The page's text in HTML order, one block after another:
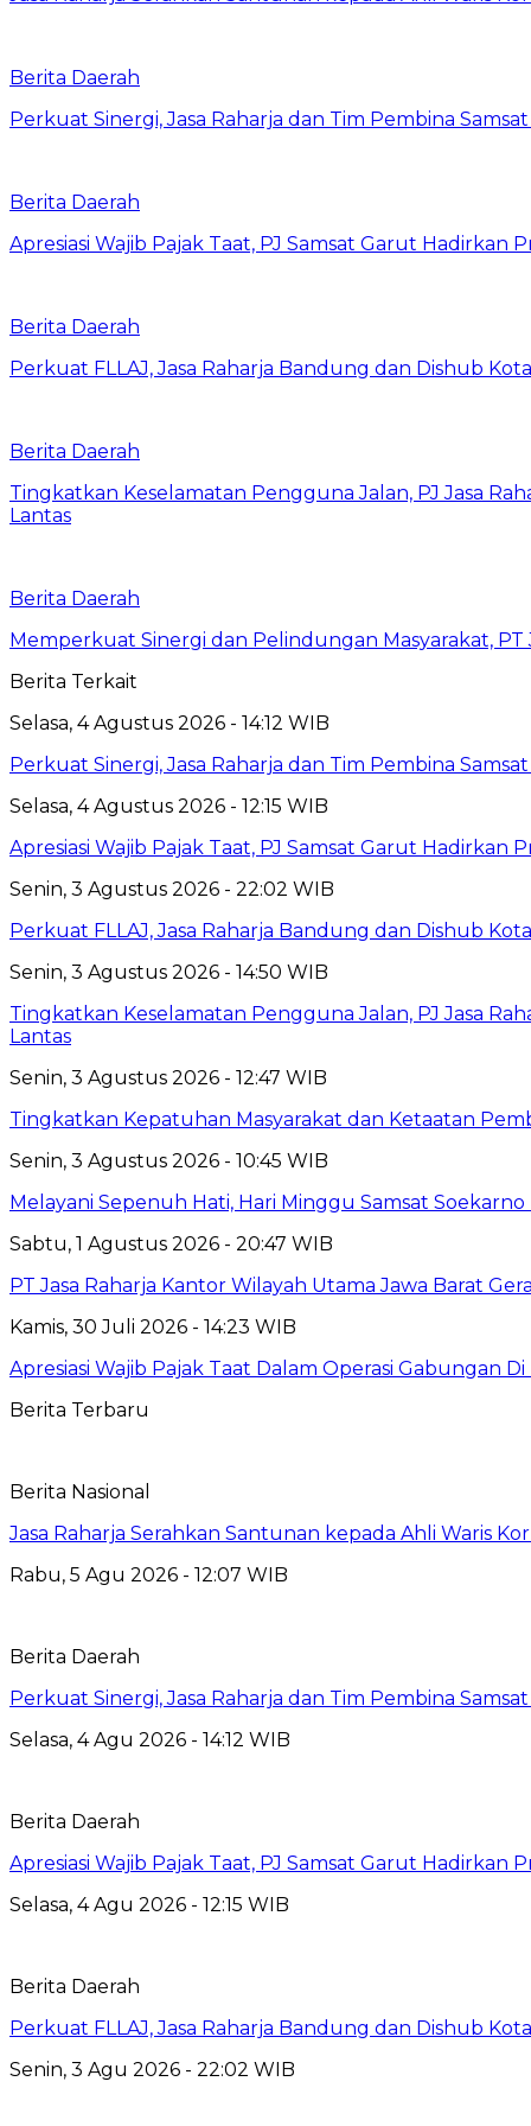
Berita Daerah
Perkuat Sinergi, Jasa Raharja dan Tim Pembina
Berita Daerah
Apresiasi Wajib Pajak Taat, PJ Samsat Garut
Berita Daerah
Perkuat FLLAJ, Jasa Raharja Bandung dan Dishub
Berita Daerah
Tingkatkan Keselamatan Pengguna Jalan, PJ Jasa
Lantas
Berita Daerah
Memperkuat Sinergi dan Pelindungan Masyarakat, PT
Berita Terkait
Selasa, 4 Agustus 2026 - 14:12 WIB
Perkuat Sinergi, Jasa Raharja dan Tim Pembina
Selasa, 4 Agustus 2026 - 12:15 WIB
Apresiasi Wajib Pajak Taat, PJ Samsat Garut
Senin, 3 Agustus 2026 - 22:02 WIB
Perkuat FLLAJ, Jasa Raharja Bandung dan Dishub
Senin, 3 Agustus 2026 - 14:50 WIB
Tingkatkan Keselamatan Pengguna Jalan, PJ Jasa
Lantas
Senin, 3 Agustus 2026 - 12:47 WIB
Tingkatkan Kepatuhan Masyarakat dan Ketaatan
Senin, 3 Agustus 2026 - 10:45 WIB
Melayani Sepenuh Hati, Hari Minggu Samsat
Sabtu, 1 Agustus 2026 - 20:47 WIB
PT Jasa Raharja Kantor Wilayah Utama Jawa Barat
Kamis, 30 Juli 2026 - 14:23 WIB
Apresiasi Wajib Pajak Taat Dalam Operasi Gabungan
Berita Terbaru
Berita Nasional
Jasa Raharja Serahkan Santunan kepada Ahli Waris
Rabu, 5 Agu 2026 - 12:07 WIB
Berita Daerah
Perkuat Sinergi, Jasa Raharja dan Tim Pembina
Selasa, 4 Agu 2026 - 14:12 WIB
Berita Daerah
Apresiasi Wajib Pajak Taat, PJ Samsat Garut
Selasa, 4 Agu 2026 - 12:15 WIB
Berita Daerah
Perkuat FLLAJ, Jasa Raharja Bandung dan Dishub
Senin, 3 Agu 2026 - 22:02 WIB